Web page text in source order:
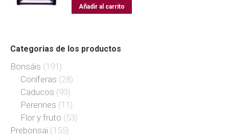
Añadir al carrito
Categorias de los productos
Bonsáis (191)
Coníferas (28)
Caducos (93)
Perennes (11)
Flor y fruto (53)
Prebonsai (155)